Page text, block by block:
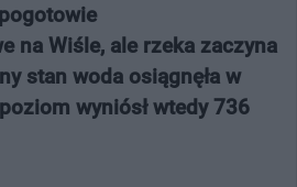
na Wiśle, ale rzeka zaczyna
stan woda osiągnęła w
wyniósł wtedy 736